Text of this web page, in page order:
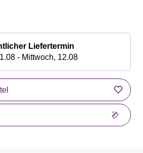
Liefertermin
- Mittwoch, 12.08